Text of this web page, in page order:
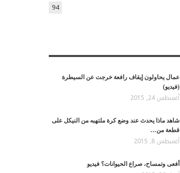
94
عمال يحاولون إيقاف رافعة خرجت عن السيطرة
(فيديو)
أغسطس 24, 2015
شاهد ماذا يحدث عند وضع كرة ملتهبه من النيكل على
قطعة من…
أغسطس 8, 2015
أفعى وتمساح، صراع الحيوانات؟ فيديو